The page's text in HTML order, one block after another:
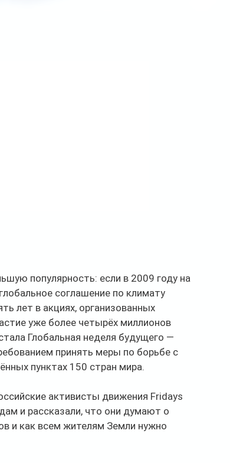
популярность: если в 2009 году на
соглашение по климату
лет в акциях, организованных
уже более четырёх миллионов
Глобальная неделя будущего —
принять меры по борьбе с
пунктах 150 стран мира.
активисты движения Fridays
и рассказали, что они думают о
и как всем жителям Земли нужно